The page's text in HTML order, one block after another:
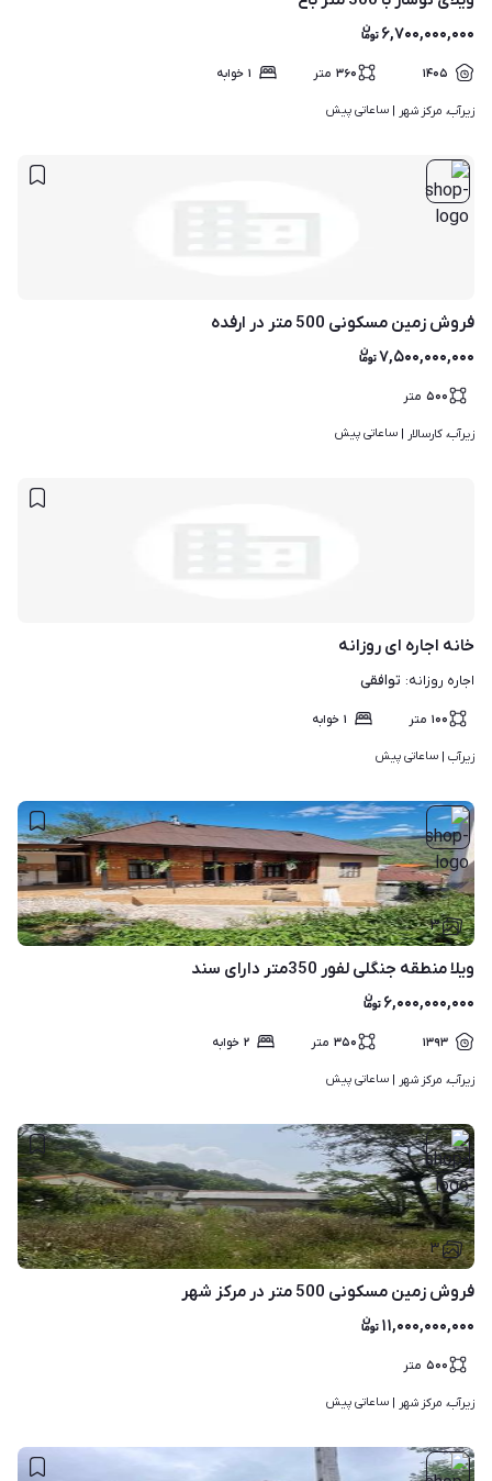
۶,۷۰۰,۰۰۰,۰۰۰
۱۴۰۵ ۳۶۰ متر ۱ خوابه
زیرآب، مرکز شهر | ساعاتی پیش
فروش زمین مسکونی 500 متر در ارفده
۷,۵۰۰,۰۰۰,۰۰۰
۵۰۰ متر
زیرآب، کارسالار | ساعاتی پیش
خانه اجاره ای روزانه
اجاره روزانه: توافقی
۱۰۰ متر ۱ خوابه
زیرآب | ساعاتی پیش
۳
ویلا منطقه جنگلی لفور 350متر دارای سند
۶,۰۰۰,۰۰۰,۰۰۰
۱۳۹۳ ۳۵۰ متر ۲ خوابه
زیرآب، مرکز شهر | ساعاتی پیش
۳
فروش زمین مسکونی 500 متر در مرکز شهر
۱۱,۰۰۰,۰۰۰,۰۰۰
۵۰۰ متر
زیرآب، مرکز شهر | ساعاتی پیش